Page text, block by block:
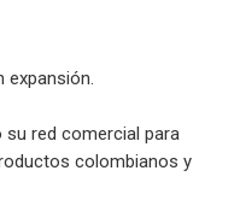
expansión.
red comercial para
colombianos y